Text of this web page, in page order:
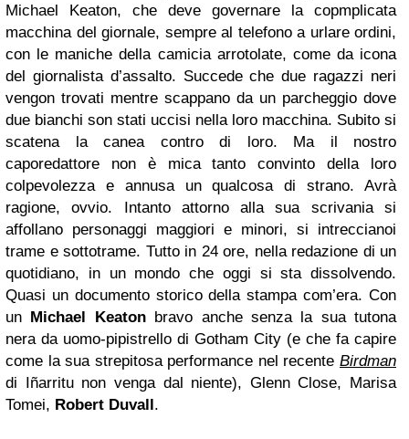
Michael Keaton, che deve governare la copmplicata
macchina del giornale, sempre al telefono a urlare ordini,
con le maniche della camicia arrotolate, come da icona
del giornalista d’assalto. Succede che due ragazzi neri
vengon trovati mentre scappano da un parcheggio dove
due bianchi son stati uccisi nella loro macchina. Subito si
scatena la canea contro di loro. Ma il nostro
caporedattore non è mica tanto convinto della loro
colpevolezza e annusa un qualcosa di strano. Avrà
ragione, ovvio. Intanto attorno alla sua scrivania si
affollano personaggi maggiori e minori, si intreccianoi
trame e sottotrame. Tutto in 24 ore, nella redazione di un
quotidiano, in un mondo che oggi si sta dissolvendo.
Quasi un documento storico della stampa com’era. Con
un Michael Keatonbravo anche senza la sua tutona
nera da uomo-pipistrello di Gotham City (e che fa capire
come la sua strepitosa performance nel recente Birdman
di Iñarritu non venga dal niente), Glenn Close, Marisa
Tomei, Robert Duvall.